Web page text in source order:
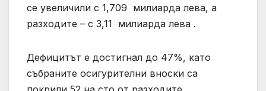
се увеличили с 1,709 милиарда лева, а
разходите – с 3,11 милиарда лева .
Дефицитът е достигнал до 47%, като
събраните осигурителни вноски са